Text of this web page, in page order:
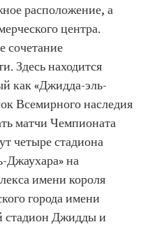
расположение, а
центра.
сочетание
Здесь находится
как «Джидда-эль-
Всемирного наследия
матчи Чемпионата
четыре стадиона
Джаухара» на
имени короля
города имени
стадион Джидды и